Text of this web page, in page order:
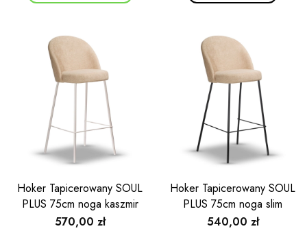
Hoker Tapicerowany SOUL
PLUS 75cm noga kaszmir
Cena
570,00 zł
Hoker Tapicerowany SOUL
PLUS 75cm noga slim
Cena
540,00 zł